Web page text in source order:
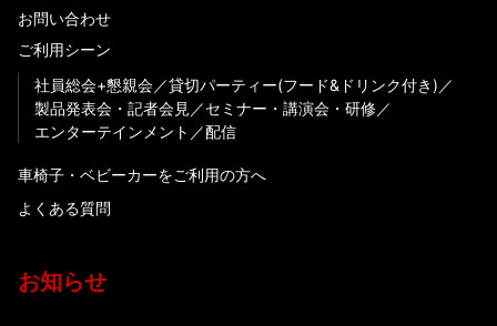
お問い合わせ
ご利用シーン
社員総会+懇親会
貸切パーティー(フード&ドリンク付き)
製品発表会・記者会見
セミナー・講演会・研修
エンターテインメント
配信
車椅子・ベビーカーをご利用の方へ
よくある質問
お知らせ